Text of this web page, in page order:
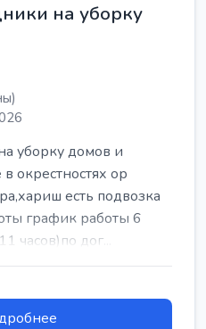
на уборку
уборку домов и
окрестностях ор
есть подвозка
график работы 6
часов)по дог...